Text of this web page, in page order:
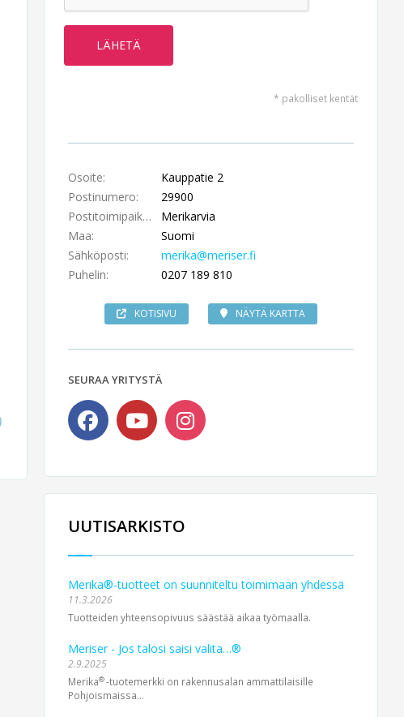
* pakolliset kentät
Osoite:
Kauppatie 2
Postinumero:
29900
Postitoimipaikka:
Merikarvia
Maa:
Suomi
Sähköposti:
merika@meriser.fi
Puhelin:
0207 189 810
KOTISIVU NÄYTÄ KARTTA
SEURAA YRITYSTÄ
UUTISARKISTO
Merika®-tuotteet on suunniteltu toimimaan yhdessä
11.3.2026
Tuotteiden yhteensopivuus säästää aikaa työmaalla.
Meriser - Jos talosi saisi valita…®
2.9.2025
Merika®-tuotemerkki on rakennusalan ammattilaisille
Pohjoismaissa...